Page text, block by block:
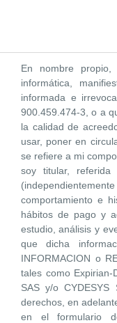
En nombre
informática,
informada e
900.459.474-3, o a
la calidad de
usar, poner en
se refiere a mi
soy titular, referida
comportamiento e
hábitos de pago y
estudio, análisis y
que dicha
INFORMACION o
tales como
SAS y/o
derechos, en
en el formulario